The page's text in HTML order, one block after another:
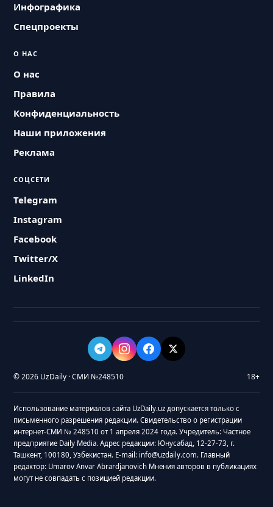
Инфографика
Спецпроекты
О НАС
О нас
Правила
Конфиденциальность
Наши приложения
Реклама
СОЦСЕТИ
Telegram
Instagram
Facebook
Twitter/X
LinkedIn
© 2026 UzDaily · СМИ №248510 18+
Использование материалов сайта UzDaily.uz допускается только с
письменного разрешения редакции. Свидетельство о регистрации
интернет-СМИ № 248510 от 1 апреля 2024 года. Учредитель: Частное
предприятие Daily Media. Адрес редакции: Юнусабад, 12-27-73, г.
Ташкент, 100180, Узбекистан. E-mail: info@uzdaily.com. Главный
редактор: Umarov Anvar Abrardjanovich Мнения авторов в публикациях
могут не совпадать с позицией редакции.